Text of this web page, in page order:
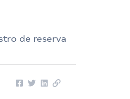
de reserva